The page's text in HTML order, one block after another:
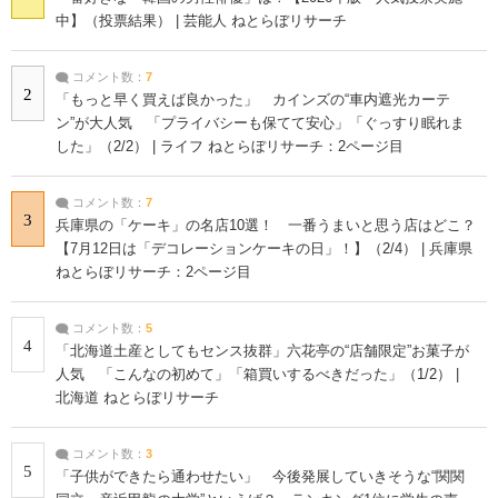
中】（投票結果） | 芸能人 ねとらぼリサーチ
2
コメント数： 7
「もっと早く買えば良かった」 カインズの“車内遮光カーテ
ン”が大人気 「プライバシーも保てて安心」「ぐっすり眠れま
した」（2/2） | ライフ ねとらぼリサーチ：2ページ目
3
コメント数： 7
兵庫県の「ケーキ」の名店10選！ 一番うまいと思う店はどこ？
【7月12日は「デコレーションケーキの日」！】（2/4） | 兵庫県
ねとらぼリサーチ：2ページ目
4
コメント数： 5
「北海道土産としてもセンス抜群」六花亭の“店舗限定”お菓子が
人気 「こんなの初めて」「箱買いするべきだった」（1/2） |
北海道 ねとらぼリサーチ
5
コメント数： 3
「子供ができたら通わせたい」 今後発展していきそうな“関関